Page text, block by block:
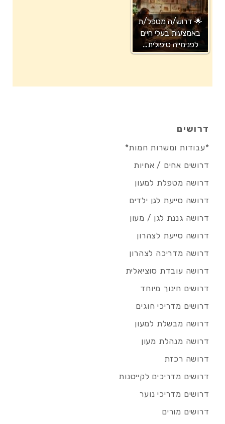
🌟 דרוש/ה מטפל/ת
באמצעות בעלי חיים
לפנימייה טיפולית…
דרושים
*עבודות ומשרות חמות*
דרושים אחים / אחיות
דרושה מטפלת למעון
דרושה סייעת לגן ילדים
דרושה גננת לגן / מעון
דרושה סייעת לצהרון
דרושה מדריכה לצהרון
דרושה עובדת סוציאלית
דרושים חינוך מיוחד
דרושים מדריכי חוגים
דרושה מבשלת למעון
דרושה מנהלת מעון
דרושה רכזת
דרושים מדריכים לקייטנות
דרושים מדריכי נוער
דרושים מורים